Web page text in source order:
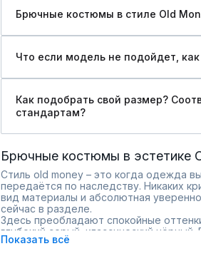
Брючные костюмы в стиле Old
Что если модель не подойдет,
Как подобрать свой размер?
стандартам?
Брючные костюмы в эстетике
Стиль old money – это когда одежда
передаётся по наследству. Никаких
вид материалы и абсолютная
сейчас в разделе.
Здесь преобладают спокойные
глубокий серый, классический
с мягкой линией плеча, часто на
Показать всё